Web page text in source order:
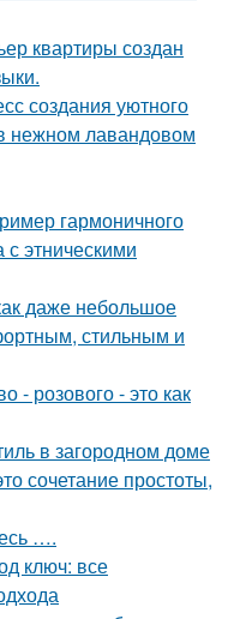
квартиры создан
создания уютного
нежном лавандовом
гармоничного
этническими
даже небольшое
стильным и
- розового - это как
в загородном доме
сочетание простоты,
….
ключ: все